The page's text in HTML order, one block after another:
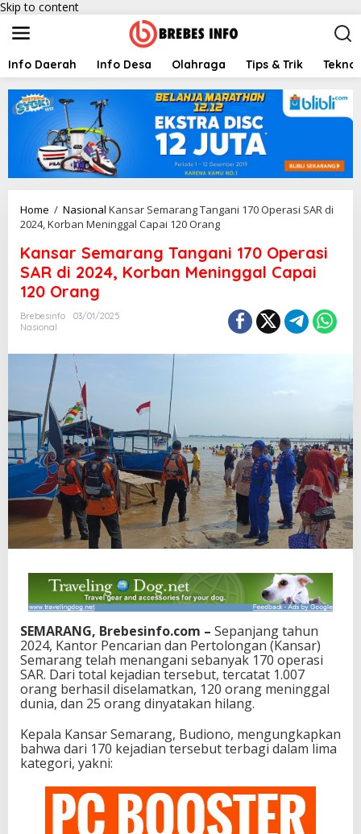
Skip to content
Info Daerah Info Desa Olahraga Tips & Trik
Home / Nasional Kansar Semarang Tangani 170 Operasi SAR di
2024, Korban Meninggal Capai 120 Orang
Kansar Semarang Tangani 170 Operasi
SAR di 2024, Korban Meninggal Capai
120 Orang
Brebesinfo
03/01/2025
Nasional
SEMARANG, Brebesinfo.com – Sepanjang tahun
2024, Kantor Pencarian dan Pertolongan (Kansar)
Semarang telah menangani sebanyak 170 operasi
SAR. Dari total kejadian tersebut, tercatat 1.007
orang berhasil diselamatkan, 120 orang meninggal
dunia, dan 25 orang dinyatakan hilang.
Kepala Kansar Semarang, Budiono, mengungkapkan
bahwa dari 170 kejadian tersebut terbagi dalam lima
kategori, yakni: